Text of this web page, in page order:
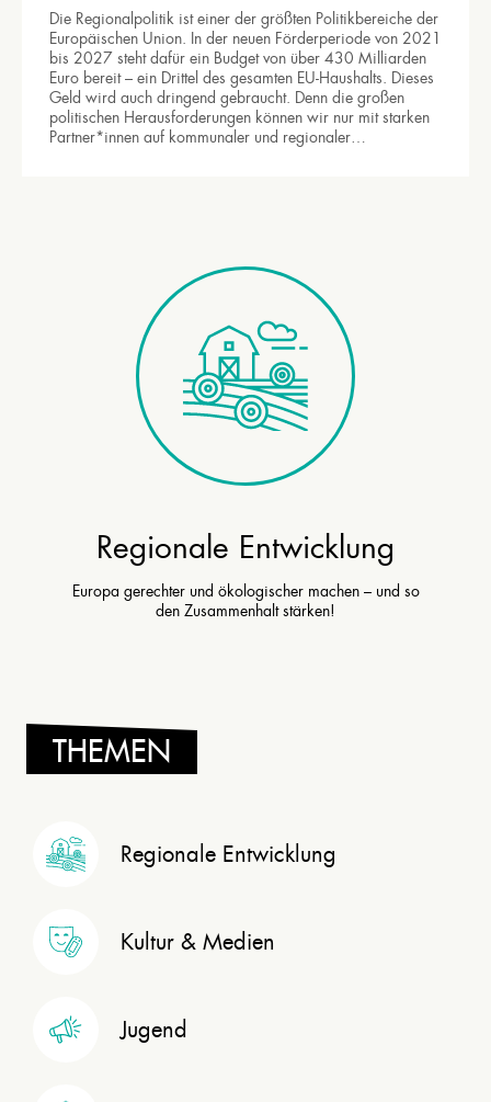
Die Regionalpolitik ist einer der größten Politikbereiche der
Europäischen Union. In der neuen Förderperiode von 2021
bis 2027 steht dafür ein Budget von über 430 Milliarden
Euro bereit – ein Drittel des gesamten EU-Haushalts. Dieses
Geld wird auch dringend gebraucht. Denn die großen
politischen Herausforderungen können wir nur mit starken
Partner*innen auf kommunaler und regionaler…
Regionale Entwicklung
Europa gerechter und ökologischer machen – und so
den Zusammenhalt stärken!
THEMEN
Regionale Entwicklung
Kultur & Medien
Jugend